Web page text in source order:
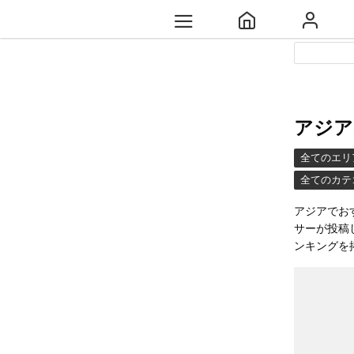
アジ
全てのエリ
全てのカテ
アジアでお
サーが投稿
ンキングを